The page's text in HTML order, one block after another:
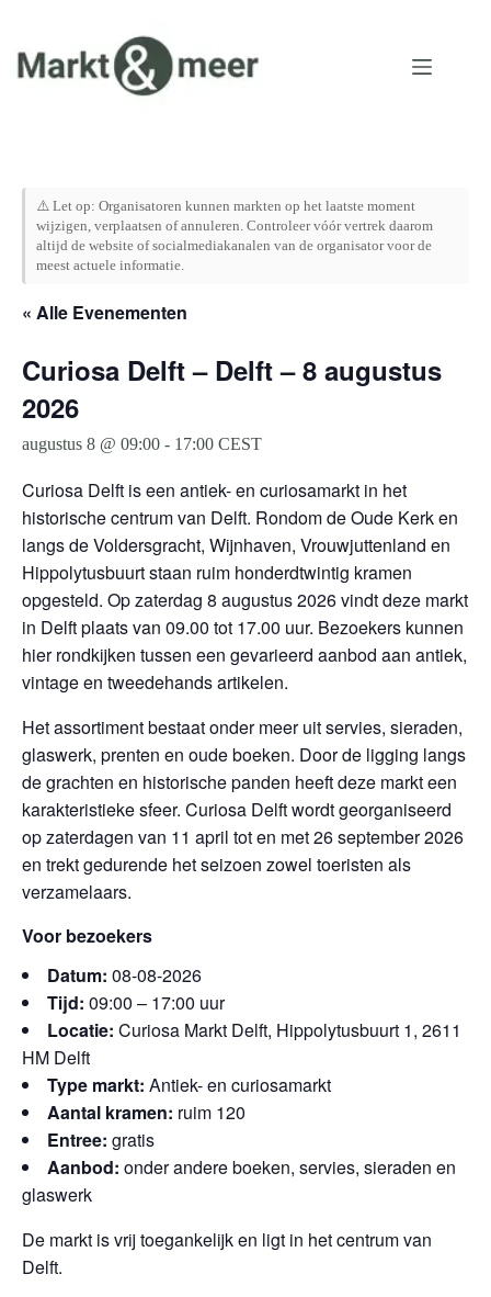
inhoud
⚠️ Let op: Organisatoren kunnen markten op het laatste moment
wijzigen, verplaatsen of annuleren. Controleer vóór vertrek daarom
altijd de website of socialmediakanalen van de organisator voor de
meest actuele informatie.
« Alle Evenementen
Curiosa Delft – Delft – 8 augustus
2026
augustus 8 @ 09:00 - 17:00 CEST
Curiosa Delft is een antiek- en curiosamarkt in het
historische centrum van Delft. Rondom de Oude Kerk en
langs de Voldersgracht, Wijnhaven, Vrouwjuttenland en
Hippolytusbuurt staan ruim honderdtwintig kramen
opgesteld. Op zaterdag 8 augustus 2026 vindt deze markt
in Delft plaats van 09.00 tot 17.00 uur. Bezoekers kunnen
hier rondkijken tussen een gevarieerd aanbod aan antiek,
vintage en tweedehands artikelen.
Het assortiment bestaat onder meer uit servies, sieraden,
glaswerk, prenten en oude boeken. Door de ligging langs
de grachten en historische panden heeft deze markt een
karakteristieke sfeer. Curiosa Delft wordt georganiseerd
op zaterdagen van 11 april tot en met 26 september 2026
en trekt gedurende het seizoen zowel toeristen als
verzamelaars.
Voor bezoekers
Datum: 08-08-2026
Tijd: 09:00 – 17:00 uur
Locatie: Curiosa Markt Delft, Hippolytusbuurt 1, 2611
HM Delft
Type markt: Antiek- en curiosamarkt
Aantal kramen: ruim 120
Entree: gratis
Aanbod: onder andere boeken, servies, sieraden en
glaswerk
De markt is vrij toegankelijk en ligt in het centrum van
Delft.